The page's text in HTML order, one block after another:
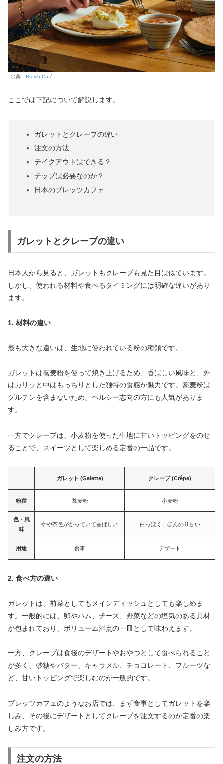
出典： Breizh Café
ここでは下記について解説します。
ガレットとクレープの違い
注文の方法
テイクアウトはできる？
チップは必要なのか？
日本のブレッツカフェ
ガレットとクレープの違い
日本人から見ると、ガレットもクレープも見た目は似ています。
しかし、使われる材料や食べるタイミングには明確な違いがあり
ます。
1. 材料の違い
最も大きな違いは、生地に使われている粉の種類です。
ガレットは蕎麦粉を使って焼き上げるため、香ばしい風味と、外
はカリッと中はもっちりとした独特の食感が魅力です。蕎麦粉は
グルテンを含まないため、ヘルシー志向の方にも人気がありま
す。
一方でクレープは、小麦粉を使った生地に甘いトッピングをのせ
ることで、スイーツとして楽しめる定番の一品です。
ガレット (Galette) クレープ (Crêpe)
粉種 蕎麦粉 小麦粉
色・風
味
やや茶色がかっていて香ばしい 白っぽく、ほんのり甘い
用途 食事 デザート
2. 食べ方の違い
ガレットは、前菜としてもメインディッシュとしても楽しめま
す。一般的には、卵やハム、チーズ、野菜などの塩気のある具材
が包まれており、ボリューム満点の一皿として味わえます。
一方、クレープは食後のデザートやおやつとして食べられること
が多く、砂糖やバター、キャラメル、チョコレート、フルーツな
ど、甘いトッピングで楽しむのが一般的です。
ブレッツカフェのようなお店では、まず食事としてガレットを楽
しみ、その後にデザートとしてクレープを注文するのが定番の楽
しみ方です。
注文の方法